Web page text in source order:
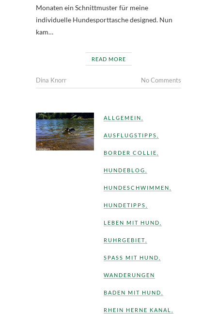
Monaten ein Schnittmuster für meine
individuelle Hundesporttasche designed. Nun
kam…
READ MORE
Dina Knorr No Comments
ALLGEMEIN
AUSFLUGSTIPPS
BORDER COLLIE
HUNDEBLOG
HUNDESCHWIMMEN
HUNDETIPPS
LEBEN MIT HUND
RUHRGEBIET
SPASS MIT HUND
WANDERUNGEN
BADEN MIT HUND
RHEIN HERNE KANAL